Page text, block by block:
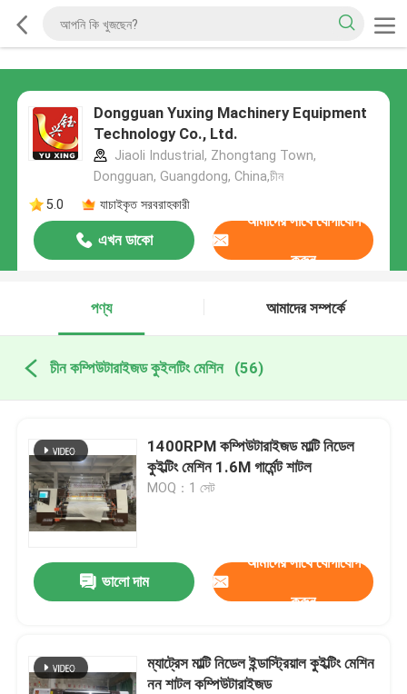
Dongguan Yuxing Machinery Equipment
Technology Co., Ltd.
Jiaoli Industrial, Zhongtang Town,
Dongguan, Guangdong, China,চীন
5.0
যাচাইকৃত সরবরাহকারী
এখন ডাকো
আমাদের সাথে যোগাযোগ
করুন
পণ্য আমাদের সম্পর্কে
চীন কম্পিউটারাইজড কুইলটিং মেশিন (56)
1400RPM কম্পিউটারাইজড মাল্টি নিডেল
কুইল্টিং মেশিন 1.6M গার্মেন্ট শাটল
MOQ：1 সেট
ভালো দাম
আমাদের সাথে যোগাযোগ
করুন
ম্যাট্রেস মাল্টি নিডেল ইন্ডাস্ট্রিয়াল কুইল্টিং মেশিন
নন শাটল কম্পিউটারাইজড